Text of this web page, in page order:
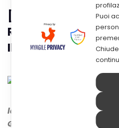
[Evento] – Privacy:
Regolamentazione
Il Nuovo GDPR
la regolamentazione
GDPR
” organizzato per
Puoi